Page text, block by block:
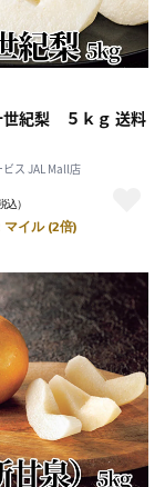
世紀梨 ５ｋｇ 送料
ス JAL Mall店
込）
マイル (2倍)